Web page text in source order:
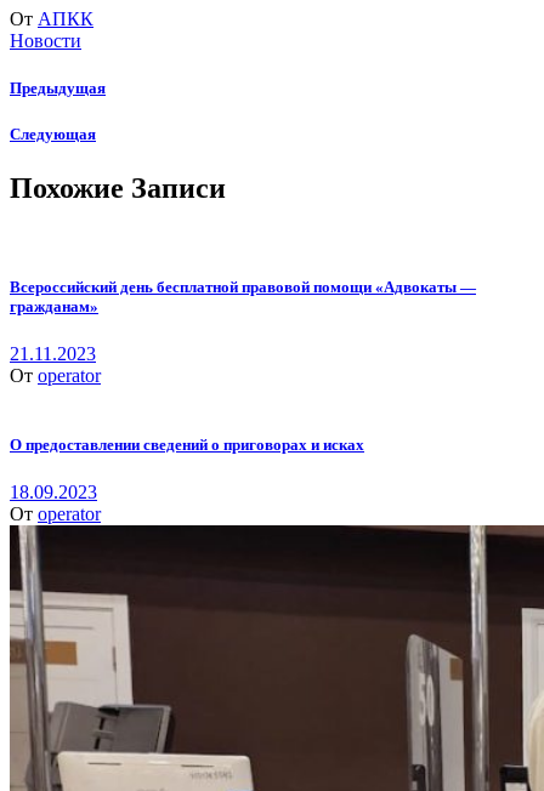
От АПКК
Новости
Предыдущая
Следующая
Похожие Записи
Всероссийский день бесплатной правовой помощи «Адвокаты —
гражданам»
21.11.2023
От operator
О предоставлении сведений о приговорах и исках
18.09.2023
От operator